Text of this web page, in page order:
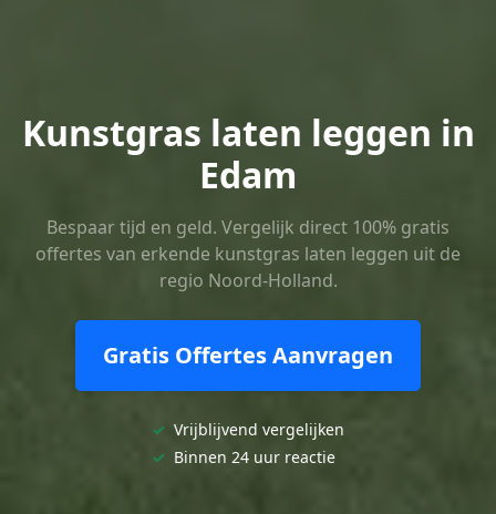
Kunstgras laten leggen in
Edam
Bespaar tijd en geld. Vergelijk direct 100% gratis
offertes van erkende kunstgras laten leggen uit de
regio Noord-Holland.
Gratis Offertes Aanvragen
✓ Vrijblijvend vergelijken
✓ Binnen 24 uur reactie